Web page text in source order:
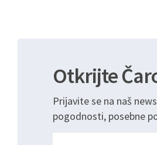
Otkrijte
Prijavite se na naš
pogodnosti, posebne